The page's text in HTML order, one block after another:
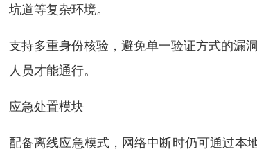
坑道等复杂环境。
支持多重身份核验，避免单一验证方式的漏
人员才能通行。
应急处置模块
配备离线应急模式，网络中断时仍可通过本